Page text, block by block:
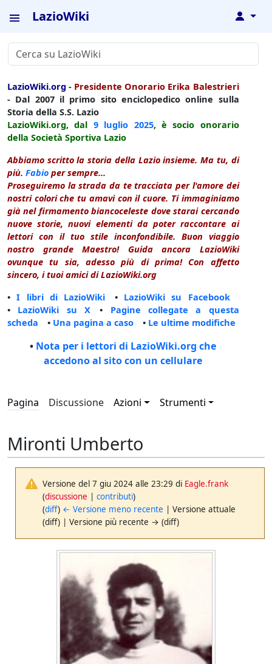
LazioWiki ↓
LazioWiki.org - Presidente Onorario Erika Balestrieri
- Dal 2007 il primo sito enciclopedico online sulla
Storia della S.S. Lazio
LazioWiki.org, dal 9 luglio 2025, è socio onorario
della Società Sportiva Lazio
Abbiamo scritto la storia della Lazio insieme. Ma tu, di
più. Fabio per sempre...
Proseguiremo la strada da te tracciata per l'amore dei
nostri colori che tu amavi con il cuore. Ti immaginiamo
già nel firmamento biancoceleste dove starai cercando
nuove storie, nuovi elementi da poter raccontare ai
lettori con il tuo stile inconfondibile. Buon viaggio
nostro grande Maestro! Guida ancora LazioWiki
ovunque tu sia, adesso più di prima! Con affetto
sincero, i tuoi amici di LazioWiki.org
•I libri di LazioWiki • LazioWiki su Facebook
• LazioWiki su X • Pagine collegate a questa
scheda • Una pagina a caso • Le ultime modifiche
• Nota per i lettori di LazioWiki.org che
accedono al sito con un cellulare
Pagina Discussione Azioni Strumenti
Mironti Umberto
Versione del 7 giu 2024 alle 23:29 di Eagle.frank
(discussione |contributi)
(diff) ← Versione meno recente | Versione attuale
(diff) | Versione più recente → (diff)